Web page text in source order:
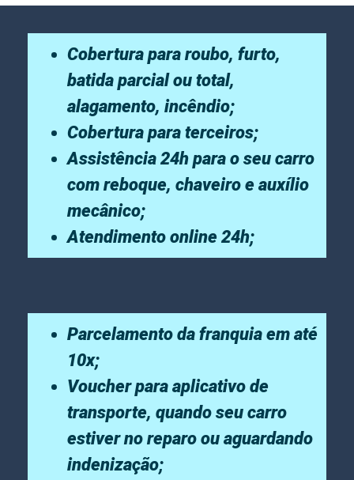
Cobertura para roubo, furto,
batida parcial ou total,
alagamento, incêndio;
Cobertura para terceiros;
Assistência 24h para o seu carro
com reboque, chaveiro e auxílio
mecânico;
Atendimento online 24h;
Parcelamento da franquia em até
10x;
Voucher para aplicativo de
transporte, quando seu carro
estiver no reparo ou aguardando
indenização;